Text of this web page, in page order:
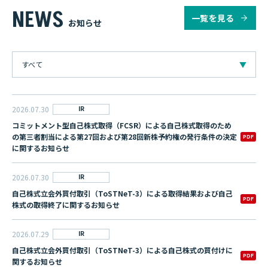
NEWS お知らせ 一覧を見る
すべて
2026.07.30 IR
コミットメント型自己株式取得（FCSR）による自己株式取得のため
の第三者割当による第27回および第28回新株予約権の発行条件の決定
に関するお知らせ
PDF
2026.07.30 IR
自己株式立会外買付取引（ToSTNeT-3）による取得結果および自己
株式の取得終了に関するお知らせ
PDF
2026.07.29 IR
自己株式立会外買付取引（ToSTNeT-3）による自己株式の買付けに
関するお知らせ
PDF